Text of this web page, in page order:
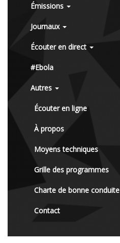
Émissions
Journaux
Écouter en direct
#Ebola
Autres
Écouter en ligne
À propos
Moyens techniques
Grille des programmes
Charte de bonne conduite
Contact